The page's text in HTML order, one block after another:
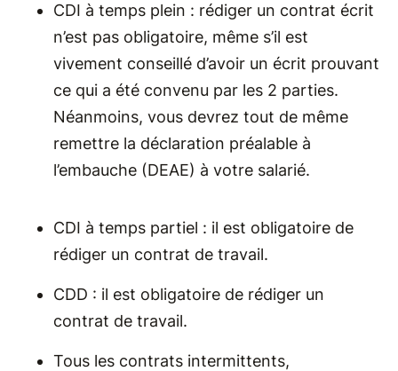
CDI à temps plein : rédiger un contrat écrit
n’est pas obligatoire, même s’il est
vivement conseillé d’avoir un écrit prouvant
ce qui a été convenu par les 2 parties.
Néanmoins, vous devrez tout de même
remettre la déclaration préalable à
l’embauche (DEAE) à votre salarié.
CDI à temps partiel : il est obligatoire de
rédiger un contrat de travail.
CDD : il est obligatoire de rédiger un
contrat de travail.
Tous les contrats intermittents,